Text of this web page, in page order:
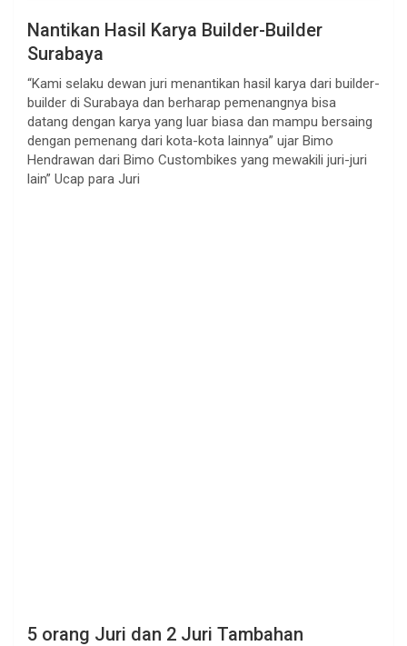
Nantikan Hasil Karya Builder-Builder
Surabaya
“Kami selaku dewan juri menantikan hasil karya dari builder-
builder di Surabaya dan berharap pemenangnya bisa
datang dengan karya yang luar biasa dan mampu bersaing
dengan pemenang dari kota-kota lainnya” ujar Bimo
Hendrawan dari Bimo Custombikes yang mewakili juri-juri
lain” Ucap para Juri
5 orang Juri dan 2 Juri Tambahan